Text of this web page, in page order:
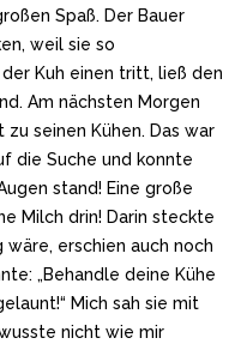
Spaß. Der Bauer
weil sie so
Kuh einen tritt, ließ den
Am nächsten Morgen
seinen Kühen. Das war
die Suche und konnte
stand! Eine große
Milch drin! Darin steckte
erschien auch noch
„Behandle deine Kühe
Mich sah sie mit
nicht wie mir